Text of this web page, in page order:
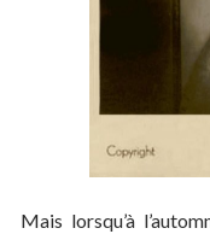
Mais lorsqu’à